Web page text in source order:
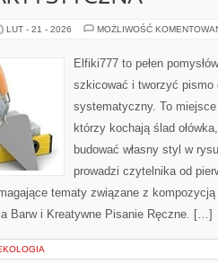
LUT - 21 - 2026 MOŻLIWOŚĆ
Elfiki777 to pełen
szkicować i tworzyć pismo
systematyczny. To
którzy kochają ślad
budować własny styl w
prowadzi czytelnika od
tematy związane z
Barw i Kreatywne Pisanie Ręczne. […]